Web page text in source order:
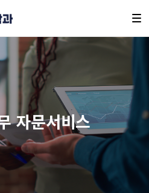
자문서비스